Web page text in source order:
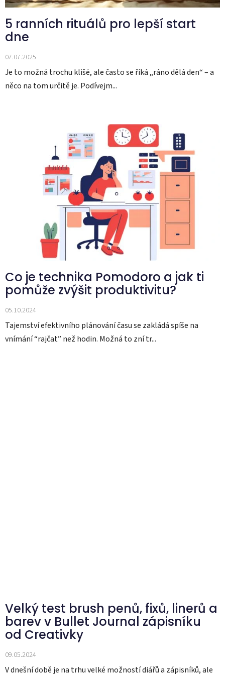
5 ranních rituálů pro lepší start
dne
07.07.2025
Je to možná trochu klišé, ale často se říká „ráno dělá den“ – a
něco na tom určitě je. Podívejm...
Co je technika Pomodoro a jak ti
pomůže zvýšit produktivitu?
05.10.2024
Tajemství efektivního plánování času se zakládá spíše na
vnímání “rajčat” než hodin. Možná to zní tr...
Velký test brush penů, fixů, linerů a
barev v Bullet Journal zápisníku
od Creativky
09.05.2024
V dnešní době je na trhu velké možností diářů a zápisníků, ale